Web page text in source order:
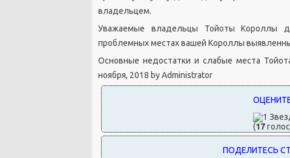
владельцем.
Уважаемые владельцы Тойоты Короллы
проблемных местах вашей Короллы
Основные недостатки и слабые места
ноября, 2018 byAdministrator
(17